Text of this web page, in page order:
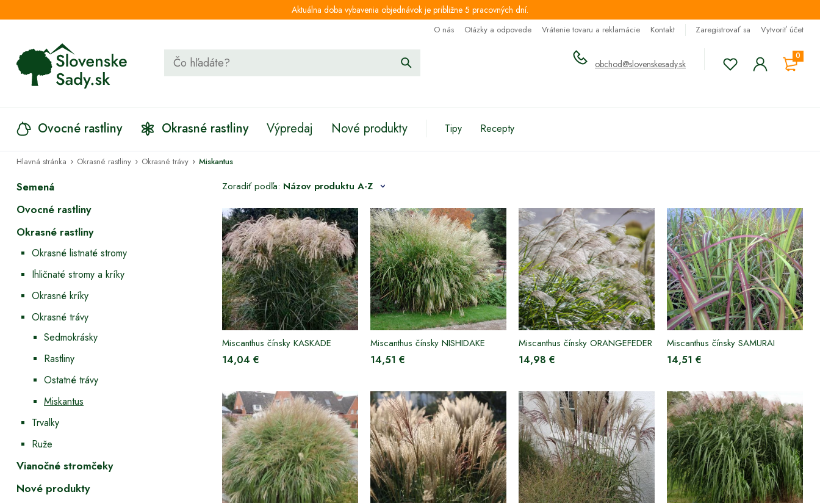
Aktuálna doba vybavenia objednávok je približne 5 pracovných dní.
O nás Otázky a odpovede Vrátenie tovaru a reklamácie Kontakt Zaregistrovať sa Vytvoriť účet
0
obchod@slovenskesady.sk
Ovocné rastliny Okrasné rastliny Výpredaj Nové produkty Tipy Recepty
Hlavná stránka › Okrasné rastliny › Okrasné trávy › Miskantus
Semená
Ovocné rastliny
Okrasné rastliny
Okrasné listnaté stromy
Ihličnaté stromy a kríky
Okrasné kríky
Okrasné trávy
Sedmokrásky
Rastliny
Ostatné trávy
Miskantus
Trvalky
Ruže
Vianočné stromčeky
Nové produkty
Zoradiť podľa: Názov produktu A-Z
Miscanthus čínsky KASKADE
14,04 €
Miscanthus čínsky NISHIDAKE
14,51 €
Miscanthus čínsky ORANGEFEDER
14,98 €
Miscanthus čínsky SAMURAI
14,51 €